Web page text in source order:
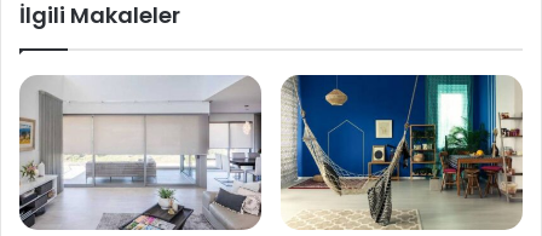
İlgili Makaleler